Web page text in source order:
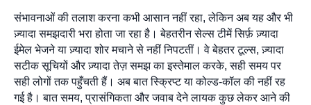
संभावनाओं की तलाश करना कभी आसान नहीं रहा, लेकिन अब यह और भी
ज़्यादा समझदारी भरा होता जा रहा है। बेहतरीन सेल्स टीमें सिर्फ़ ज़्यादा
ईमेल भेजने या ज़्यादा शोर मचाने से नहीं निपटतीं। वे बेहतर टूल्स, ज़्यादा
सटीक सूचियों और ज़्यादा तेज़ समझ का इस्तेमाल करके, सही समय पर
सही लोगों तक पहुँचती हैं। अब बात स्क्रिप्ट या कोल्ड-कॉल की नहीं रह
गई है। बात समय, प्रासंगिकता और जवाब देने लायक कुछ लेकर आने की